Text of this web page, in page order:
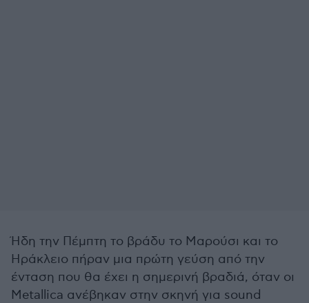
Ήδη την Πέμπτη το βράδυ το Μαρούσι και το
Ηράκλειο πήραν μια πρώτη γεύση από την
ένταση που θα έχει η σημερινή βραδιά, όταν οι
Metallica ανέβηκαν στην σκηνή για sound